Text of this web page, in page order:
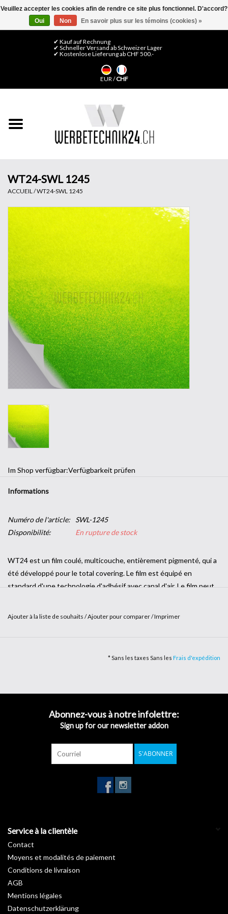
0 Articles - CHF 0,00
✔ Kauf auf Rechnung
✔ Schneller Versand ab Schweizer Lager
✔ Kostenlose Lieferung ab CHF 500.-
EUR/CHF
Films de décoration
Finitions & Montage
Outillage
Technique
WT24-SWL 1245
ACCUEIL /WT24-SWL 1245
Im Shop verfügbar:Verfügbarkeit prüfen
Informations
Numéro de l'article:
SWL-1245
Disponibilité:
En rupture de stock
WT24 est un film coulé, multicouche, entièrement pigmenté, qui a
été développé pour le total covering. Le film est équipé en
standard d'une technologie d'adhésif avec canal d'air. Le film peut
véhicule.
Largeur du film : 152cm
Longueur du rouleau : 20m
Rapport qualité-prix
aurons certainement une solution.
Ajouter à la liste de souhaits /Ajouter pour comparer/Imprimer
* Sans les taxes Sans les Frais d'expédition
Abonnez-vous à notre infolettre:
Sign up for our newsletter addon
S'ABONNER
Service à la clientèle
Contact
Moyens et modalités de paiement
Conditions de livraison
AGB
Mentions légales
Datenschutzerklärung
Veuillez accepter les cookies afin de rendre ce site plus fonctionnel. D'accord?
Oui
Non En savoir plus sur les témoins (cookies) »